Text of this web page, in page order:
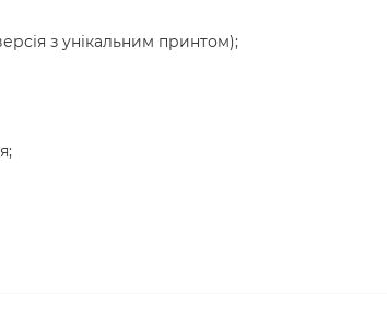
з унікальним принтом);